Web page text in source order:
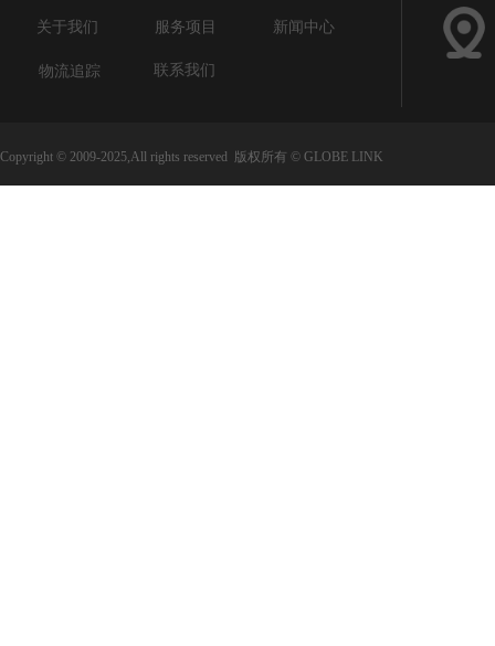
Copyright © 2009-2025,All rights reserved 版权所有 © GLOBE LINK
关于我们 服务项目 新闻中心
物流追踪 联系我们